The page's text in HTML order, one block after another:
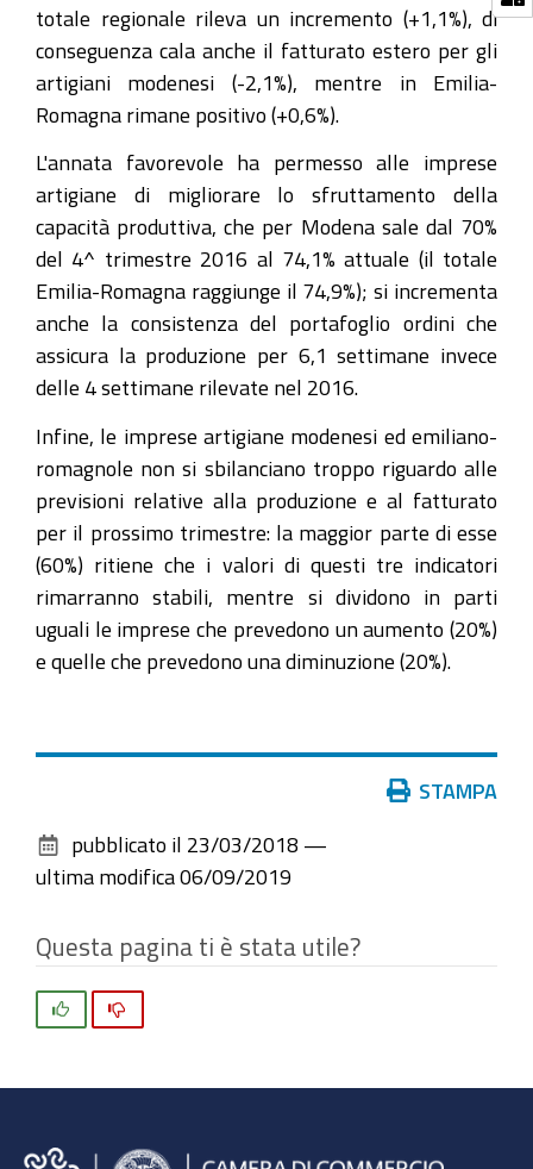
totale regionale rileva un incremento (+1,1%), di
conseguenza cala anche il fatturato estero per gli
artigiani modenesi (-2,1%), mentre in Emilia-
Romagna rimane positivo (+0,6%).
L'annata favorevole ha permesso alle imprese
artigiane di migliorare lo sfruttamento della
capacità produttiva, che per Modena sale dal 70%
del 4^ trimestre 2016 al 74,1% attuale (il totale
Emilia-Romagna raggiunge il 74,9%); si incrementa
anche la consistenza del portafoglio ordini che
assicura la produzione per 6,1 settimane invece
delle 4 settimane rilevate nel 2016.
Infine, le imprese artigiane modenesi ed emiliano-
romagnole non si sbilanciano troppo riguardo alle
previsioni relative alla produzione e al fatturato
per il prossimo trimestre: la maggior parte di esse
(60%) ritiene che i valori di questi tre indicatori
rimarranno stabili, mentre si dividono in parti
uguali le imprese che prevedono un aumento (20%)
e quelle che prevedono una diminuzione (20%).
documento
STAMPA
pubblicato il 23/03/2018 —
ultima modifica 06/09/2019
Questa pagina ti è stata utile?